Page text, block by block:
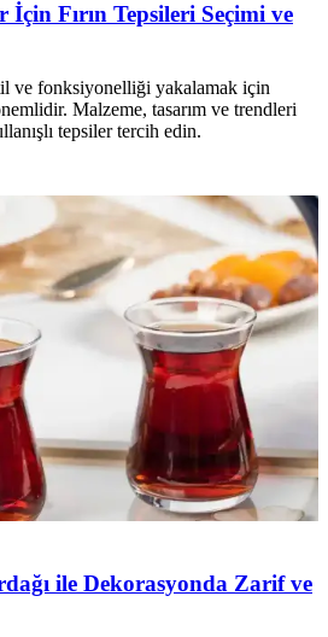
Fırın Tepsileri Seçimi ve
ve fonksiyonelliği yakalamak için
Malzeme, tasarım ve trendleri
tepsiler tercih edin.
ile Dekorasyonda Zarif ve